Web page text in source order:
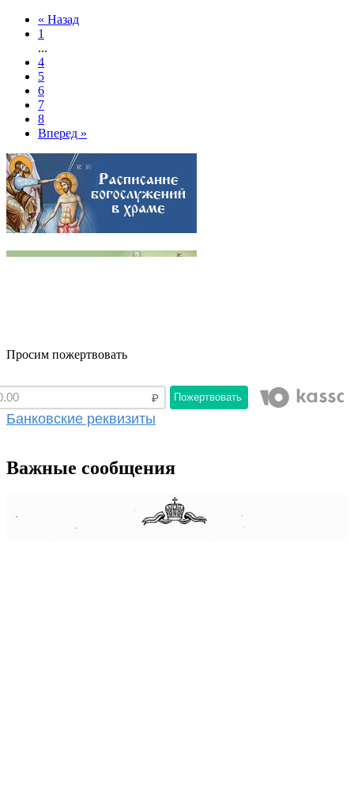
« Назад
1
...
4
5
6
7
8
Вперед »
Просим пожертвовать
Пожертвовать
Банковские реквизиты
Важные сообщения